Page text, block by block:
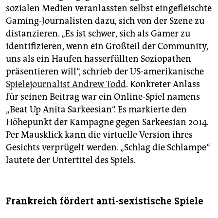
sozialen Medien veranlassten selbst eingefleischte
Gaming-Journalisten dazu, sich von der Szene zu
distanzieren. „Es ist schwer, sich als Gamer zu
identifizieren, wenn ein Großteil der Community,
uns als ein Haufen hasserfüllten Soziopathen
präsentieren will“, schrieb der US-amerikanische
Spielejournalist Andrew Todd. Konkreter Anlass
für seinen Beitrag war ein Online-Spiel namens
„Beat Up Anita Sarkeesian“. Es markierte den
Höhepunkt der Kampagne gegen Sarkeesian 2014.
Per Mausklick kann die virtuelle Version ihres
Gesichts verprügelt werden. „Schlag die Schlampe“
lautete der Untertitel des Spiels.
Frankreich fördert anti-sexistische Spiele